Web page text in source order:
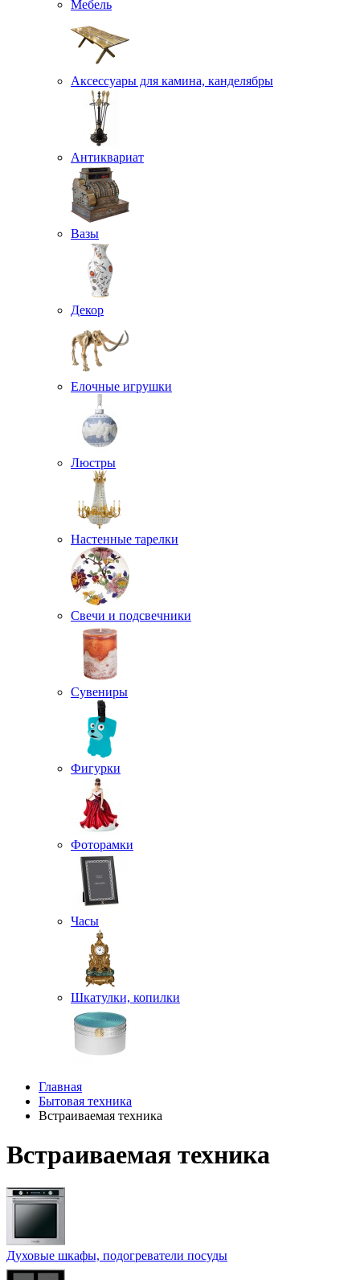
Мебель
Аксессуары для камина, канделябры
Антиквариат
Вазы
Декор
Елочные игрушки
Люстры
Настенные тарелки
Свечи и подсвечники
Сувениры
Фигурки
Фоторамки
Часы
Шкатулки, копилки
Главная
Бытовая техника
Встраиваемая техника
Встраиваемая техника
Духовые шкафы, подогреватели посуды